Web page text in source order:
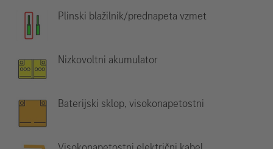
Plinski blažilnik/prednapeta vzmet
Nizkovoltni akumulator
Baterijski sklop, visokonapetostni